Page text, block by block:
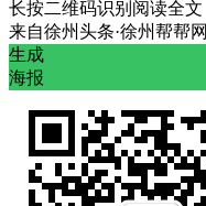
长按二维码识别阅读全文
来自徐州头条·徐州帮帮网
生成
海报